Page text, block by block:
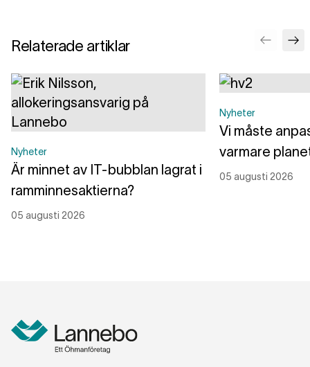
Relaterade artiklar
Nyheter
Är minnet av IT-bubblan lagrat i
ramminnesaktierna?
05 augusti 2026
Nyheter
Vi måste
varmare
05 augusti 2026